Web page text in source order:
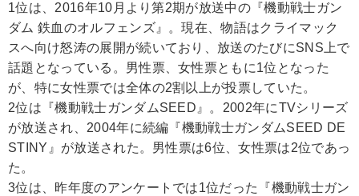
1位は、2016年10月より第2期が放送中の『機動戦士ガン
ダム 鉄血のオルフェンズ』。現在、物語はクライマック
スへ向け怒涛の展開が続いており、放送のたびにSNS上で
話題となっている。男性票、女性票ともに1位となった
が、特に女性票では全体の2割以上が投票していた。
2位は『機動戦士ガンダムSEED』。2002年にTVシリーズ
が放送され、2004年に続編『機動戦士ガンダムSEED DE
STINY』が放送された。男性票は6位、女性票は2位であっ
た。
3位は、昨年度のアンケートでは1位だった『機動戦士ガン